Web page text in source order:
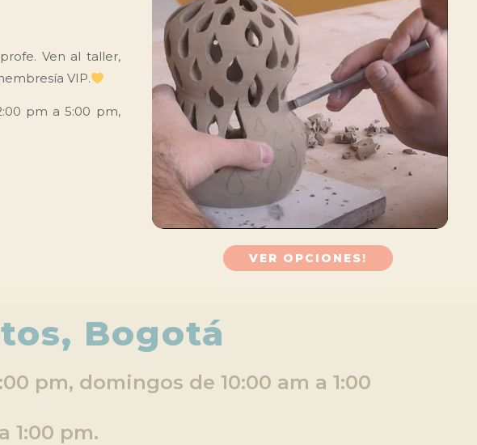
Ven al taller,
VIP.
pm a 5:00 pm,
VER OPCIONES!
Bogotá
pm, domingos de 10:00 am a 1:00
1:00 pm.